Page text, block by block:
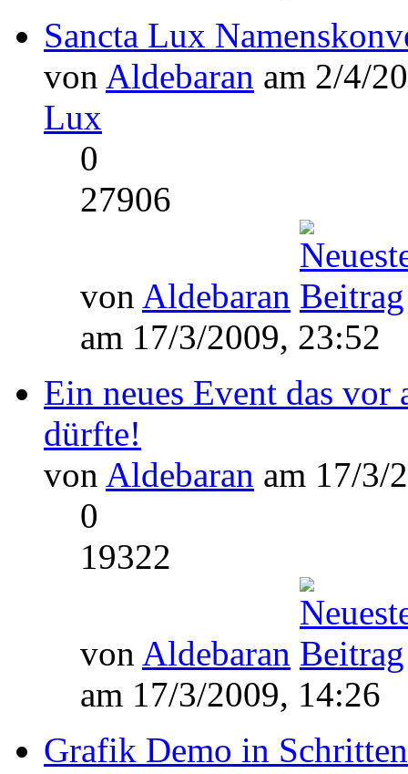
Sancta Lux
von Aldebaran am 2/4/
Lux
0
27906
von Aldebaran
am 17/3/2009, 23:52
Ein neues Event das
dürfte!
von Aldebaran am 17/3/
0
19322
von Aldebaran
am 17/3/2009, 14:26
Grafik Demo in Schritten